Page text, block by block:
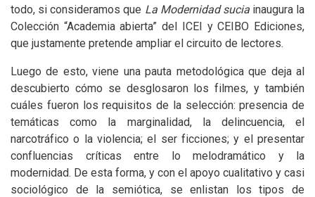
todo, si consideramos que La Modernidad suciainaugura la
Colección “Academia abierta” del ICEI yCEIBO Ediciones,
que justamente pretende ampliar el circuito de lectores.
Luego de esto, viene una pauta metodológica que deja al
descubierto cómo se desglosaron los filmes, y también
cuáles fueron los requisitos de la selección: presencia de
temáticas como la marginalidad, la delincuencia, el
narcotráfico o la violencia; el ser ficciones; y el presentar
confluencias críticas entre lo melodramático y la
modernidad. De esta forma, y con el apoyo cualitativo y casi
sociológico de la semiótica, se enlistan los tipos de